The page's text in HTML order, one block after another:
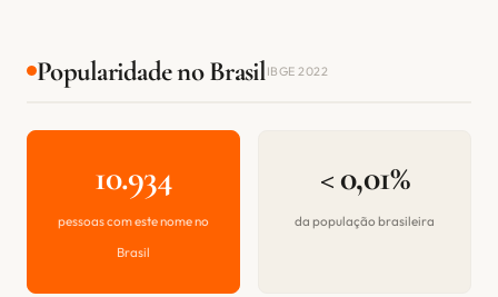
Popularidade no BrasilIBGE 2022
10.934
pessoas com este nome no
Brasil
< 0,01%
da população brasileira